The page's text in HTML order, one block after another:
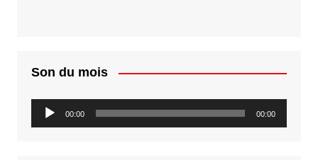
Son du mois
Lecteur
audio
00:00 00:00